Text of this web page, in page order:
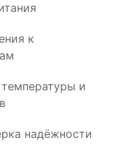
к
и
надёжности